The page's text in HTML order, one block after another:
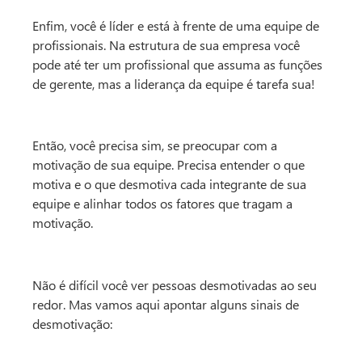
Enfim, você é líder e está à frente de uma equipe de
profissionais. Na estrutura de sua empresa você
pode até ter um profissional que assuma as funções
de gerente, mas a liderança da equipe é tarefa sua!
Então, você precisa sim, se preocupar com a
motivação de sua equipe. Precisa entender o que
motiva e o que desmotiva cada integrante de sua
equipe e alinhar todos os fatores que tragam a
motivação.
Não é difícil você ver pessoas desmotivadas ao seu
redor. Mas vamos aqui apontar alguns sinais de
desmotivação: